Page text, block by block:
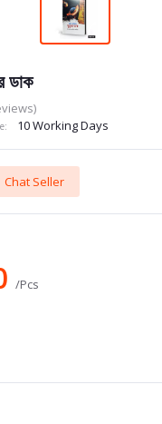
ডাক
10 Working Days
Chat Seller
/Pcs